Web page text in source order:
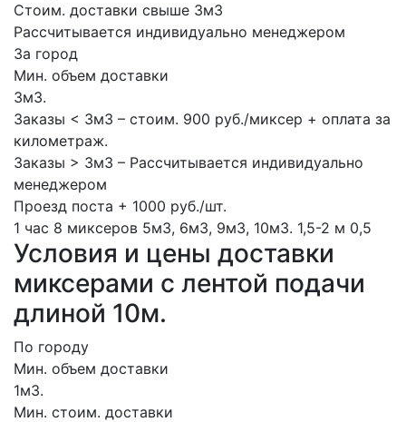
Стоим. доставки свыше 3м3
Рассчитывается индивидуально менеджером
За город
Мин. объем доставки
3м3.
Заказы < 3м3 – стоим. 900 руб./миксер + оплата за
километраж.
Заказы > 3м3 – Рассчитывается индивидуально
менеджером
Проезд поста + 1000 руб./шт.
1 час 8 миксеров 5м3, 6м3, 9м3, 10м3. 1,5-2 м 0,5
Условия и цены доставки
миксерами с лентой подачи
длиной 10м.
По городу
Мин. объем доставки
1м3.
Мин. стоим. доставки